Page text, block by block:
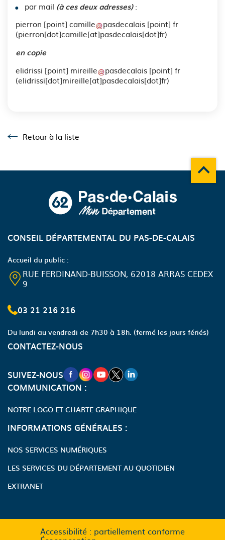
par mail (à ces deux adresses):
pierron [point] camille pasdecalais [point] fr
(pierron[dot]camille[at]pasdecalais[dot]fr)
en copie
elidrissi [point] mireille pasdecalais [point] fr
(elidrissi[dot]mireille[at]pasdecalais[dot]fr)
Retour à la liste
Retour à la liste
CONSEIL DÉPARTEMENTAL DU PAS-DE-CALAIS
Accueil du public :
RUE FERDINAND-BUISSON, 62018 ARRAS CEDEX
9
03 21 216 216
Du lundi au vendredi de 7h30 à 18h. (fermé les jours fériés)
CONTACTEZ-NOUS
SUIVEZ-NOUSNOUVELLE FENÊTRE VERS LA PAGE
NOUVELLE FENÊTRE VERS LA
NOUVELLE FENÊTRE VERS LA
NOUVELLE FENÊTRE VERS
NOUVELLE FENÊTRE
COMMUNICATION :
NOTRE LOGO ET CHARTE GRAPHIQUE
INFORMATIONS GÉNÉRALES :
NOS SERVICES NUMÉRIQUES
LES SERVICES DU DÉPARTEMENT AU QUOTIDIEN
EXTRANET
Accessibilité : partiellement conforme